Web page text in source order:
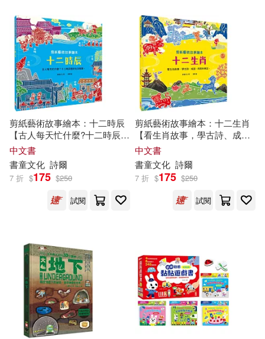
剪紙藝術故事繪本：十二時辰
【古人每天忙什麼?十二時辰裡
的生活智慧。】
中文書
書童文化 詩爾
7 折 $175 $250
試閱
剪紙藝術故事繪本：十二生肖
【看生肖故事，學古詩、成
語、時辰和典故。】
中文書
書童文化 詩爾
7 折 $175 $250
試閱